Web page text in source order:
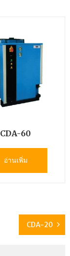
CDA-60
อ่านเพิ่ม
CDA-20